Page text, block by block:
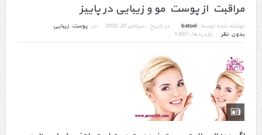
مراقبت از پوست مو و زیبایی در پاییز
نوشته شده توسط : batool در تاریخ : سپتامبر 22, 2022 در : پوست, زیبایی
بدون نظر
بازدیدها : 1,637